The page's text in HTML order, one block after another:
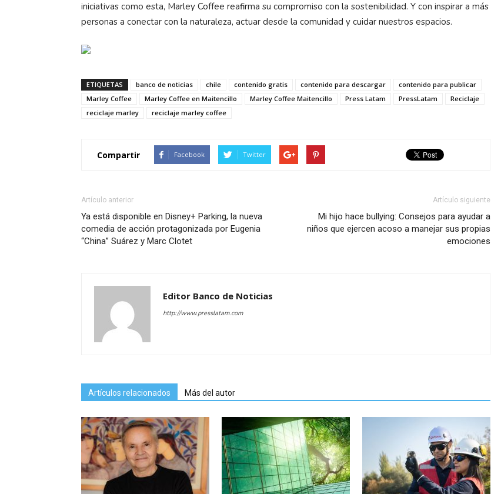
iniciativas como esta, Marley Coffee reafirma su compromiso con la sostenibilidad. Y con inspirar a más
personas a conectar con la naturaleza, actuar desde la comunidad y cuidar nuestros espacios.
ETIQUETAS banco de noticias chile contenido gratis contenido para descargar
contenido para publicar
Marley Coffee
Marley Coffee en Maitencillo Marley Coffee Maitencillo Press Latam PressLatam
Reciclaje
reciclaje marley
reciclaje marley coffee
Compartir Facebook Twitter
Artículo anterior
Ya está disponible en Disney+ Parking, la nueva
comedia de acción protagonizada por Eugenia
“China” Suárez y Marc Clotet
Artículo siguiente
Mi hijo hace bullying: Consejos para ayudar a
niños que ejercen acoso a manejar sus propias
emociones
Editor Banco de Noticias
http://www.presslatam.com
Artículos relacionados Más del autor